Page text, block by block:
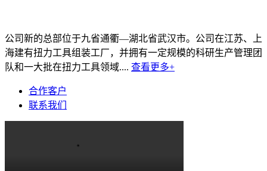
公司新的总部位于九省通衢—湖北省武汉市。公司在江苏、上
海建有扭力工具组装工厂，并拥有一定规模的科研生产管理团
队和一大批在扭力工具领域.... 查看更多+
合作客户
联系我们